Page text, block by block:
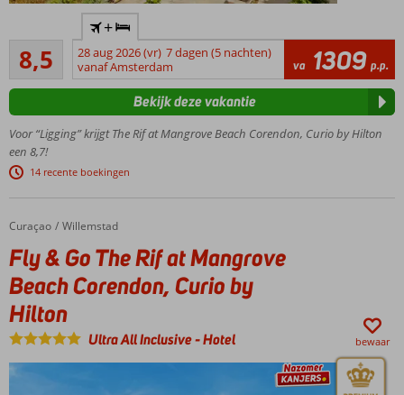
Exclusief
resort
met
uitgebreid
Inclusive
concept
Eigen privé
zandstrand
en dicht bij
Gratis
toegang
tot alle
faciliteiten
van
Mangrove
Beach
8,5
Aanrader
796
beoordelingen
+
28 aug 2026 (vr) 7 dagen (5 nachten)
vanaf Amsterdam
va 1309 p.p.
Voor “Ligging” krijgt The Rif at Mangrove Beach Corendon, Curio by Hilton
een 8,7!
14 recente boekingen
Bekijk deze vakantie
Home
Curaçao Willemstad
Fly & Go The Rif at Mangrove Beach Corendon, Curio by Hilton
Fly & Go The Rif at Mangrove
Beach Corendon, Curio by
Hilton
Ultra All Inclusive-Hotel bewaar